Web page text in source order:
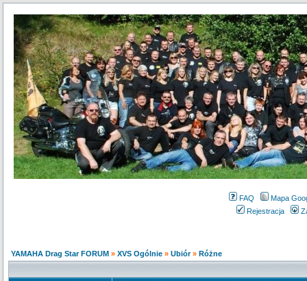
FAQ
Mapa
Rejestracja
YAMAHA Drag Star FORUM » XVS Ogólnie » Ubiór» Różne